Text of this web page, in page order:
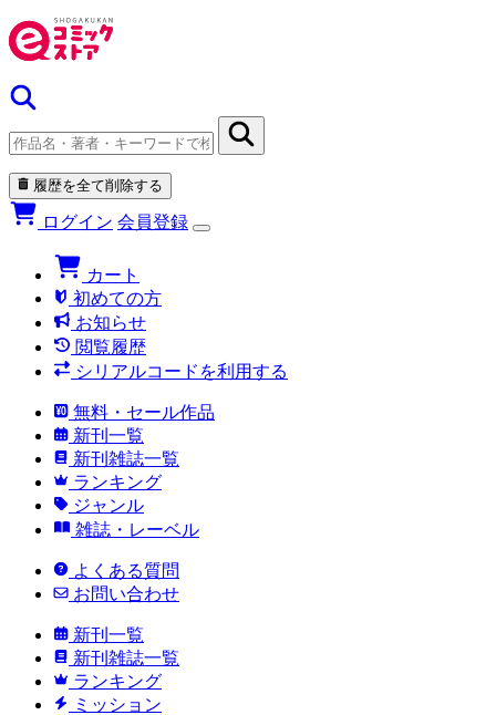
履歴を全て削除する
ログイン 会員登録
カート
初めての方
お知らせ
閲覧履歴
シリアルコードを利用する
無料・セール作品
新刊一覧
新刊雑誌一覧
ランキング
ジャンル
雑誌・レーベル
よくある質問
お問い合わせ
新刊一覧
新刊雑誌一覧
ランキング
ミッション